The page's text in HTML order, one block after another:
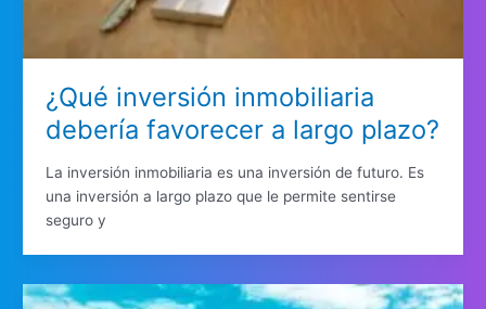
¿Qué inversión inmobiliaria
debería favorecer a largo plazo?
La inversión inmobiliaria es una inversión de futuro. Es
una inversión a largo plazo que le permite sentirse
seguro y